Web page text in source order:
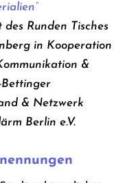
Runden Tisches
in Kooperation
&
Bettinger
& Netzwerk
Berlin e.V.